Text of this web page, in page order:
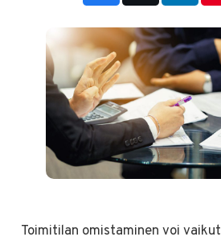
Toimitilan omistaminen voi